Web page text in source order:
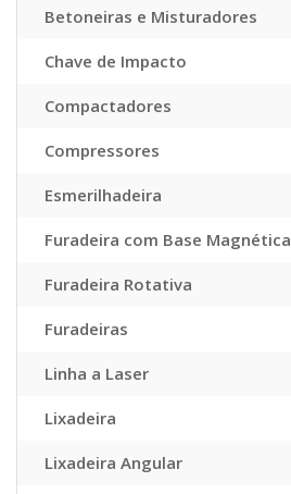
Betoneiras e Misturadores
Chave de Impacto
Compactadores
Compressores
Esmerilhadeira
Furadeira com Base Magnética
Furadeira Rotativa
Furadeiras
Linha a Laser
Lixadeira
Lixadeira Angular